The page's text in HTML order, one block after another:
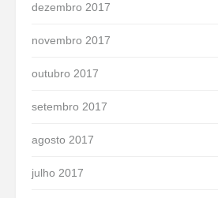
dezembro 2017
novembro 2017
outubro 2017
setembro 2017
agosto 2017
julho 2017